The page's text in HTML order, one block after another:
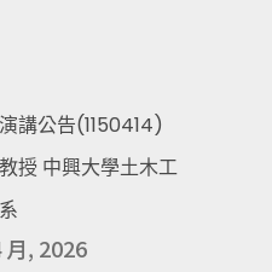
講公告(1150414)
授 中興大學土木工
月, 2026